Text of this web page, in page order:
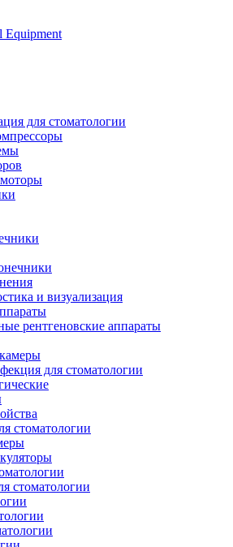
Equipment
для стоматологии
и визуализация
рентгеновские аппараты
для стоматологии
стоматологии
стоматологии